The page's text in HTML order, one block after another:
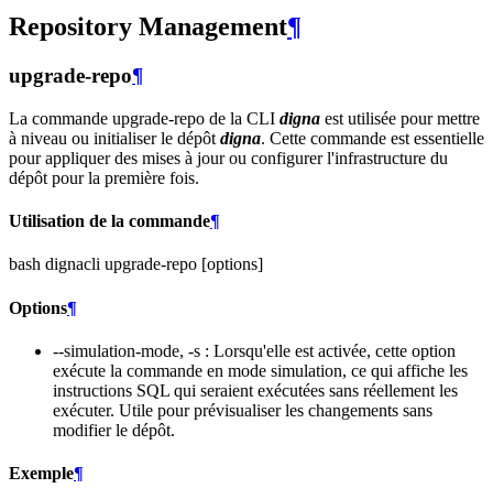
Repository Management¶
upgrade-repo¶
La commande upgrade-repo de la CLI digna est utilisée pour mettre
à niveau ou initialiser le dépôt digna. Cette commande est essentielle
pour appliquer des mises à jour ou configurer l'infrastructure du
dépôt pour la première fois.
Utilisation de la commande¶
bash dignacli upgrade-repo [options]
Options¶
--simulation-mode, -s : Lorsqu'elle est activée, cette option
exécute la commande en mode simulation, ce qui affiche les
instructions SQL qui seraient exécutées sans réellement les
exécuter. Utile pour prévisualiser les changements sans
modifier le dépôt.
Exemple¶